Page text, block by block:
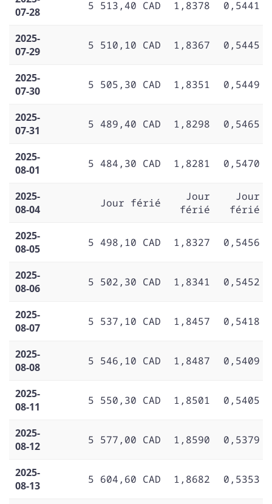
07-28
5 513,40 CAD 1,8378 0,5441
2025-
07-29
5 510,10 CAD 1,8367 0,5445
2025-
07-30
5 505,30 CAD 1,8351 0,5449
2025-
07-31
5 489,40 CAD 1,8298 0,5465
2025-
08-01
5 484,30 CAD 1,8281 0,5470
2025-
08-04
Jour férié
Jour
férié
Jour
férié
2025-
08-05
5 498,10 CAD 1,8327 0,5456
2025-
08-06
5 502,30 CAD 1,8341 0,5452
2025-
08-07
5 537,10 CAD 1,8457 0,5418
2025-
08-08
5 546,10 CAD 1,8487 0,5409
2025-
08-11
5 550,30 CAD 1,8501 0,5405
2025-
08-12
5 577,00 CAD 1,8590 0,5379
2025-
08-13
5 604,60 CAD 1,8682 0,5353